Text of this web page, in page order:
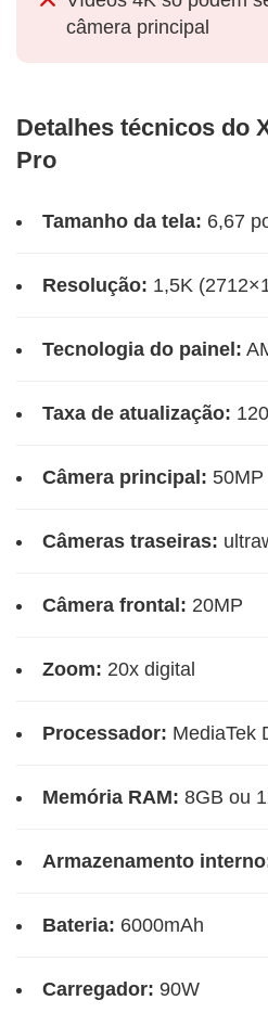
câmera principal
Detalhes técnicos do
Pro
Tamanho da tela: 6,67
Resolução: 1,5K
Tecnologia do painel:
Taxa de atualização:
Câmera principal: 50MP
Câmeras traseiras:
Câmera frontal: 20MP
Zoom: 20x digital
Processador: MediaTek
Memória RAM: 8GB ou
Armazenamento
Bateria: 6000mAh
Carregador: 90W